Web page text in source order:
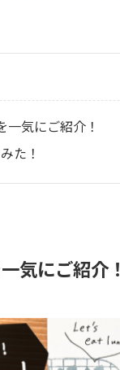
気にご紹介！
た！
気にご紹介！